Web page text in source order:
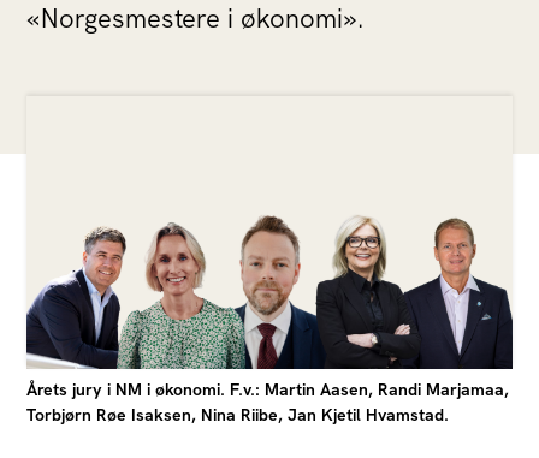
«Norgesmestere i økonomi».
Årets jury i NM i økonomi. F.v.: Martin Aasen, Randi Marjamaa,
Torbjørn Røe Isaksen, Nina Riibe, Jan Kjetil Hvamstad.